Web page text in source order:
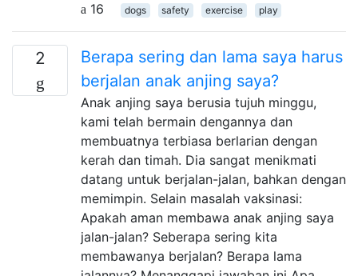
16 dogs safety exercise play
2
Berapa sering dan lama saya harus
berjalan anak anjing saya?
Anak anjing saya berusia tujuh minggu,
kami telah bermain dengannya dan
membuatnya terbiasa berlarian dengan
kerah dan timah. Dia sangat menikmati
datang untuk berjalan-jalan, bahkan dengan
memimpin. Selain masalah vaksinasi:
Apakah aman membawa anak anjing saya
jalan-jalan? Seberapa sering kita
membawanya berjalan? Berapa lama